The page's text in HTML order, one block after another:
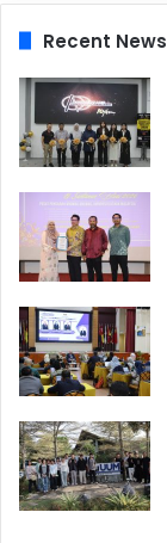
Recent News